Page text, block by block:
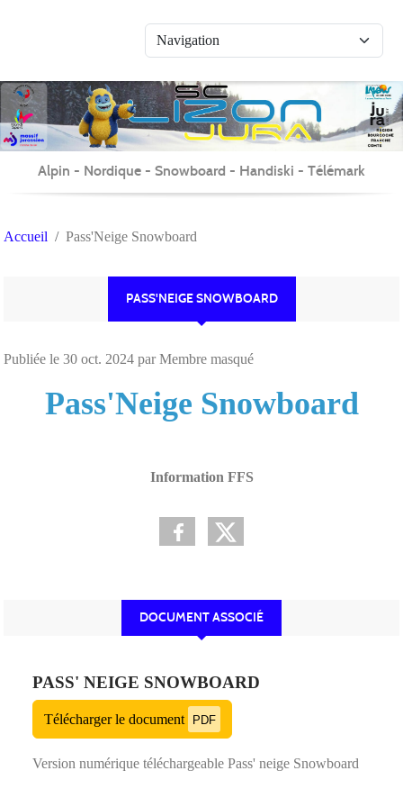
Alpin - Nordique - Snowboard - Handiski - Télémark
Accueil Pass'Neige Snowboard
PASS'NEIGE SNOWBOARD
Publiée le 30 oct. 2024 par Membre masqué
Pass'Neige Snowboard
Information FFS
DOCUMENT ASSOCIÉ
PASS' NEIGE SNOWBOARD
Télécharger le document PDF
Version numérique téléchargeable Pass' neige Snowboard